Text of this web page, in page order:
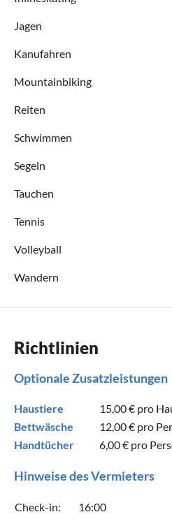
Jagen
Kanufahren
Mountainbiking
Reiten
Schwimmen
Segeln
Tauchen
Tennis
Volleyball
Wandern
Richtlinien
Optionale Zusatzleistungen
Haustiere 15,00 € pro
Bettwäsche
12,00 € pro
Handtücher
6,00 € pro
Hinweise des Vermieters
Check-in: 16:00